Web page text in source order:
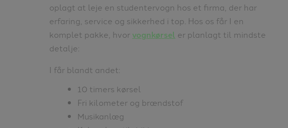
oplagt at leje en studentervogn hos et firma, der har
erfaring, service og sikkerhed i top. Hos os får I en
komplet pakke, hvor vognkørsel er planlagt til mindste
detalje:
I får blandt andet:
10 timers kørsel
Fri kilometer og brændstof
Musikanlæg